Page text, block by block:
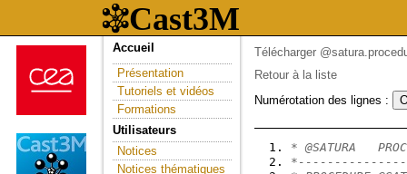
Accueil
Présentation
Tutoriels et vidéos
Formations
Utilisateurs
Notices
Notices thématiques
Télécharger
Retour à la liste
Numérotation des lignes :
* @SATURA